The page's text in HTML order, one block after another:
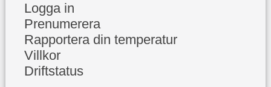
Logga in
Prenumerera
Rapportera din temperatur
Villkor
Driftstatus